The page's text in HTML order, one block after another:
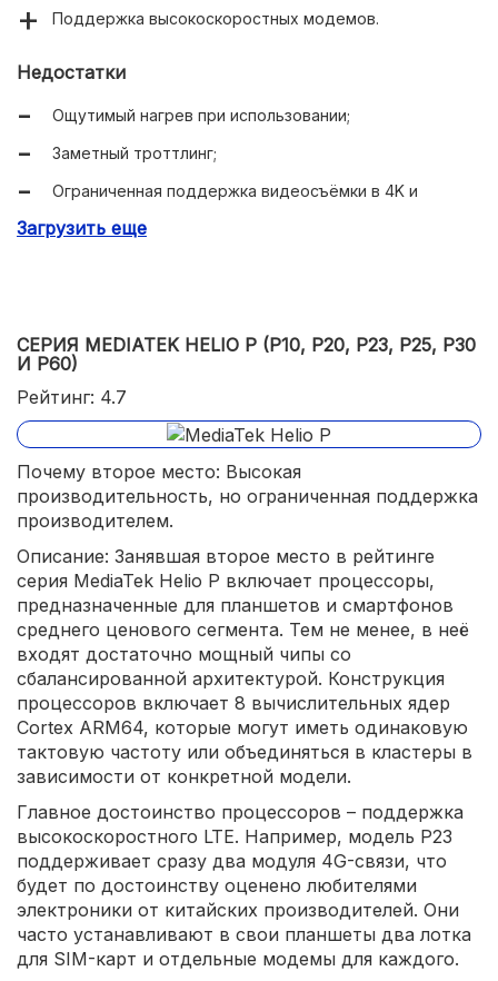
Поддержка высокоскоростных модемов.
Недостатки
Ощутимый нагрев при использовании;
Заметный троттлинг;
Ограниченная поддержка видеосъёмки в 4K и
Загрузить еще
СЕРИЯ MEDIATEK HELIO P (P10, P20, P23, P25, P30
И P60)
Рейтинг: 4.7
Почему второе место: Высокая
производительность, но ограниченная поддержка
производителем.
Описание: Занявшая второе место в рейтинге
серия MediaTek Helio P включает процессоры,
предназначенные для планшетов и смартфонов
среднего ценового сегмента. Тем не менее, в неё
входят достаточно мощный чипы со
сбалансированной архитектурой. Конструкция
процессоров включает 8 вычислительных ядер
Cortex ARM64, которые могут иметь одинаковую
тактовую частоту или объединяться в кластеры в
зависимости от конкретной модели.
Главное достоинство процессоров – поддержка
высокоскоростного LTE. Например, модель P23
поддерживает сразу два модуля 4G-связи, что
будет по достоинству оценено любителями
электроники от китайских производителей. Они
часто устанавливают в свои планшеты два лотка
для SIM-карт и отдельные модемы для каждого.